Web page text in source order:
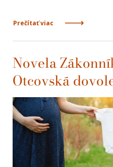
Prečítať viac
Novela
Otcovská